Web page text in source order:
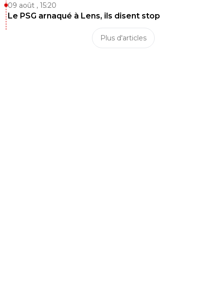
09 août , 15:20
Le PSG arnaqué à Lens, ils disent stop
Plus d'articles